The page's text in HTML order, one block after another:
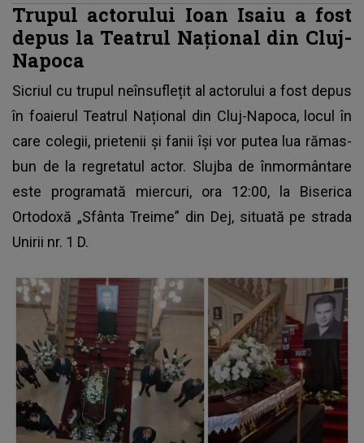
Trupul actorului Ioan Isaiu a fost
depus la Teatrul Național din Cluj-
Napoca
Sicriul cu trupul neînsuflețit al actorului a fost depus
în foaierul Teatrul Național din Cluj-Napoca, locul în
care colegii, prietenii și fanii își vor putea lua rămas-
bun de la regretatul actor. Slujba de înmormântare
este programată miercuri, ora 12:00, la Biserica
Ortodoxă „Sfânta Treime” din Dej, situată pe strada
Unirii nr. 1 D.